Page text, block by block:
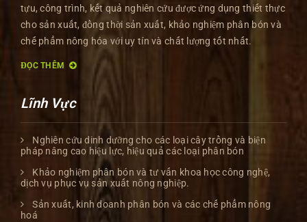
tựu, công trình, kết quả nghiên cứu được ứng dụng thiết thực
cho sản xuất, đồng thời sản xuất, khảo nghiệm phân bón và
chế phẩm nông hóa với uy tín và chất lượng tốt nhất.
ĐỌC THÊM
Lĩnh Vực
Nghiên cứu dinh dưỡng cho các loại cây trồng và biện
pháp nâng cao hiệu lực, hiệu quả các loại phân bón
Khảo nghiệm phân bón và tư vấn khoa học công nghệ,
dịch vụ phục vụ sản xuất nông nghiệp.
Sản xuất, kinh doanh phân bón và các chế phẩm nông
hoá